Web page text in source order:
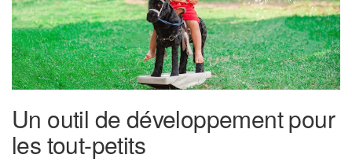
Un outil de développement pour
les tout-petits